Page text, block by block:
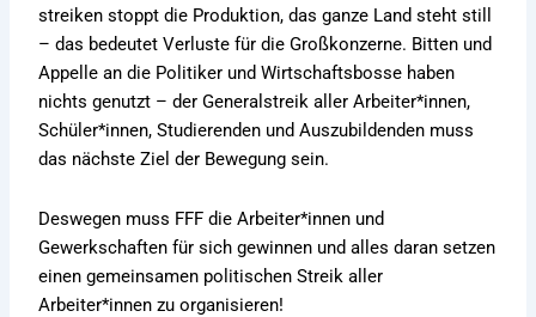
streiken stoppt die Produktion, das ganze Land steht still
– das bedeutet Verluste für die Großkonzerne. Bitten und
Appelle an die Politiker und Wirtschaftsbosse haben
nichts genutzt – der Generalstreik aller Arbeiter*innen,
Schüler*innen, Studierenden und Auszubildenden muss
das nächste Ziel der Bewegung sein.
Deswegen muss FFF die Arbeiter*innen und
Gewerkschaften für sich gewinnen und alles daran setzen
einen gemeinsamen politischen Streik aller
Arbeiter*innen zu organisieren!